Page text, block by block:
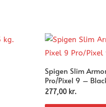
Spigen Slim
Pro/Pixel 9 –
277,00 kr.